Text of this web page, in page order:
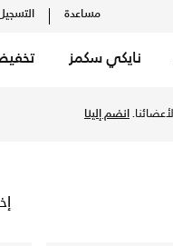
مساعدة
نايكي سكمز
انضم إلينا